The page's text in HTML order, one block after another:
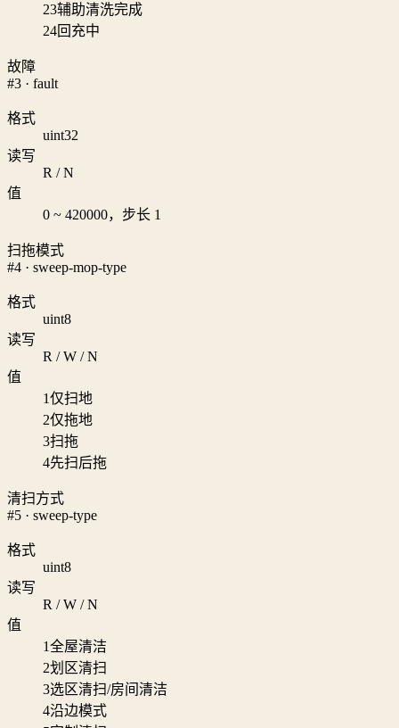
23辅助清洗完成
24回充中
故障
#3 · fault
格式
uint32
读写
R / N
值
0 ~ 420000，步长 1
扫拖模式
#4 · sweep-mop-type
格式
uint8
读写
R / W / N
值
1仅扫地
2仅拖地
3扫拖
4先扫后拖
清扫方式
#5 · sweep-type
格式
uint8
读写
R / W / N
值
1全屋清洁
2划区清扫
3选区清扫/房间清洁
4沿边模式